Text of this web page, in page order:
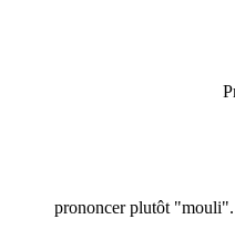
prononcer plutôt